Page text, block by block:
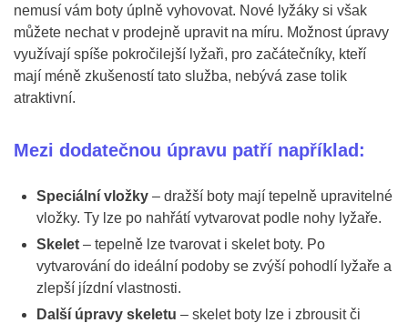
nemusí vám boty úplně vyhovovat. Nové lyžáky si však
můžete nechat v prodejně upravit na míru. Možnost úpravy
využívají spíše pokročilejší lyžaři, pro začátečníky, kteří
mají méně zkušeností tato služba, nebývá zase tolik
atraktivní.
Mezi dodatečnou úpravu patří například:
Speciální vložky – dražší boty mají tepelně upravitelné
vložky. Ty lze po nahřátí vytvarovat podle nohy lyžaře.
Skelet – tepelně lze tvarovat i skelet boty. Po
vytvarování do ideální podoby se zvýší pohodlí lyžaře a
zlepší jízdní vlastnosti.
Další úpravy skeletu – skelet boty lze i zbrousit či